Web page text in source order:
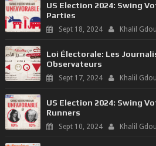
US Election 2024: Swing
Parties
Sept 18, 2024 Khalil
Loi Électorale: Les
Observateurs
Sept 17, 2024 Khalil
US Election 2024: Swing
Runners
Sept 10, 2024 Khalil